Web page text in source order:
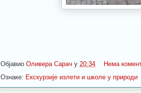
Објавио Оливера Сарач у 20:34
Нема
Ознаке: Екскурзије излети и школе у природи